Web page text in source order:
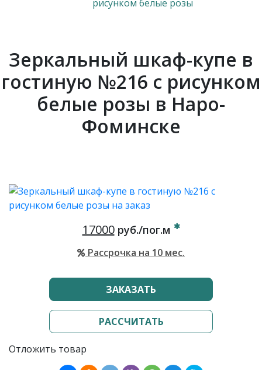
рисунком белые розы
Зеркальный шкаф-купе в
гостиную №216 с рисунком
белые розы в Наро-
Фоминске
17000руб./пог.м
Рассрочка на 10 мес.
ЗАКАЗАТЬ
РАССЧИТАТЬ
Отложить товар